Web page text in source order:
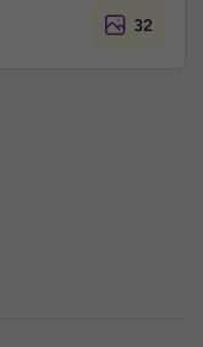
32